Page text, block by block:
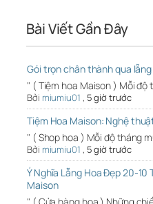
Bài Viết Gần Đây
Gói trọn chân thành qua
" ( Tiệm hoa Maison ) Mỗi độ
Bởi miumiu01 , 5 giờ trước
Tiệm Hoa Maison: Nghệ
" ( Shop hoa ) Mỗi độ tháng
Bởi miumiu01 , 5 giờ trước
Ý Nghĩa Lẵng Hoa Đẹp 20-10
Maison